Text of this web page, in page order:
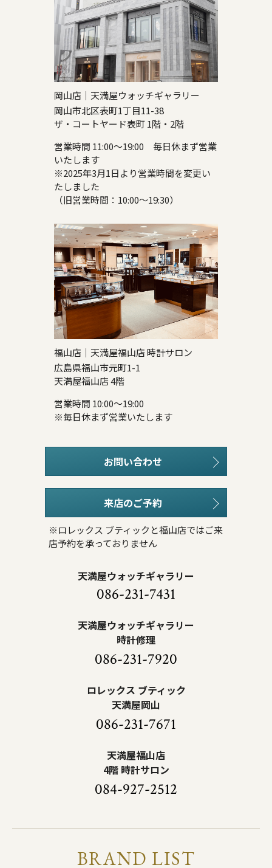
岡山店｜天満屋ウォッチギャラリー
岡山市北区表町1丁目11-38
ザ・コートヤード表町 1階・2階
営業時間 11:00～19:00 毎日休まず営業
いたします
※2025年3月1日より営業時間を変更い
たしました
（旧営業時間：10:00～19:30）
福山店｜天満屋福山店 時計サロン
広島県福山市元町1-1
天満屋福山店 4階
営業時間 10:00～19:00
※毎日休まず営業いたします
お問い合わせ
来店のご予約
※ロレックス ブティックと福山店ではご来
店予約を承っておりません
天満屋ウォッチギャラリー
086-231-7431
天満屋ウォッチギャラリー
時計修理
086-231-7920
ロレックス ブティック
天満屋岡山
086-231-7671
天満屋福山店
4階 時計サロン
084-927-2512
BRAND LIST